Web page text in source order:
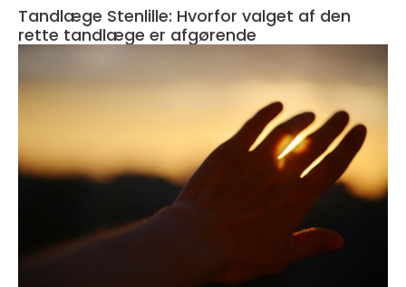
Tandlæge Stenlille: Hvorfor valget af den
rette tandlæge er afgørende